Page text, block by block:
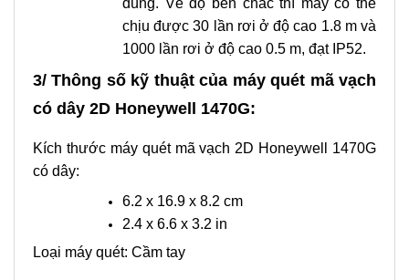
chịu được 30 lần rơi ở độ cao 1.8 m và
1000 lần rơi ở độ cao 0.5 m, đạt IP52.
3/ Thông số kỹ thuật của máy quét mã vạch
có dây 2D Honeywell 1470G:
Kích thước máy quét mã vạch 2D Honeywell 1470G
có dây:
6.2 x 16.9 x 8.2 cm
2.4 x 6.6 x 3.2 in
Loại máy quét: Cầm tay